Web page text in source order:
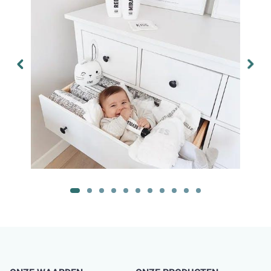
met TCF (Totally Chlorine Free) gecertificeerde zuurstof en
niet met chloor.
In deze milieubenadering integreren we het
productieproces. Onze fabrieken werken alleen met
hernieuwbare energiebronnen. Bovendien zijn de gebruikte
basismaterialen FSC-gecertificeerd(Forest Stewardship
Council), wat getuigt van het gebruik van cellulose die is
gewonnen in een milieuvriendelijk kader.
Hoe zit het met luiers voor de nacht?
nachtluier voor baby's om te genieten van een lange,
zijn ontworpen om je baby
10 à 12 uur droog te houden.